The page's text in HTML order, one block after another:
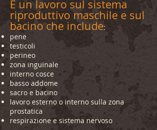
È un lavoro sul sistema
riproduttivo maschile e sul
bacino che include:
pene
testicoli
perineo
zona inguinale
interno cosce
basso addome
sacro e bacino
lavoro esterno o interno sulla zona
prostatica
respirazione e sistema nervoso